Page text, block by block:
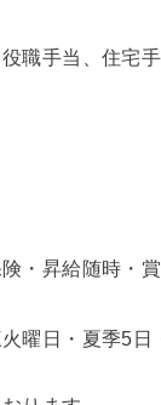
職手当、住宅
・昇給随時・
曜日・夏季5日